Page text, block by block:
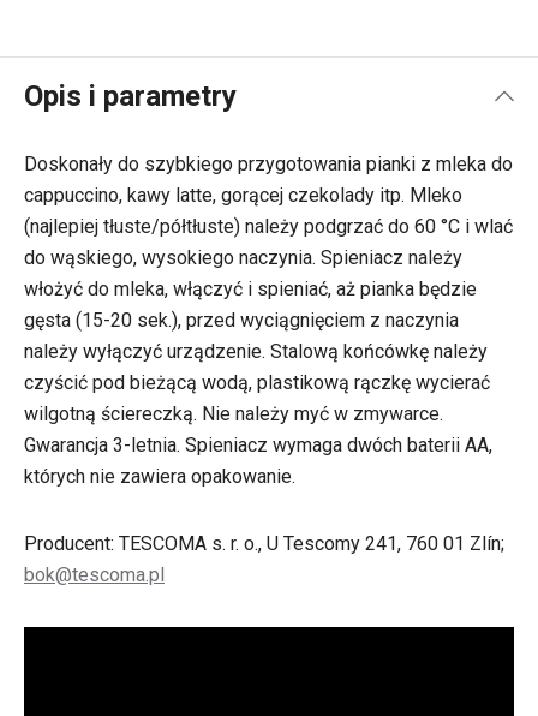
Opis i parametry
Doskonały do szybkiego przygotowania pianki z mleka do
cappuccino, kawy latte, gorącej czekolady itp. Mleko
(najlepiej tłuste/półtłuste) należy podgrzać do 60 °C i wlać
do wąskiego, wysokiego naczynia. Spieniacz należy
włożyć do mleka, włączyć i spieniać, aż pianka będzie
gęsta (15-20 sek.), przed wyciągnięciem z naczynia
należy wyłączyć urządzenie. Stalową końcówkę należy
czyścić pod bieżącą wodą, plastikową rączkę wycierać
wilgotną ściereczką. Nie należy myć w zmywarce.
Gwarancja 3-letnia. Spieniacz wymaga dwóch baterii AA,
których nie zawiera opakowanie.
Producent: TESCOMA s. r. o., U Tescomy 241, 760 01 Zlín;
bok@tescoma.pl